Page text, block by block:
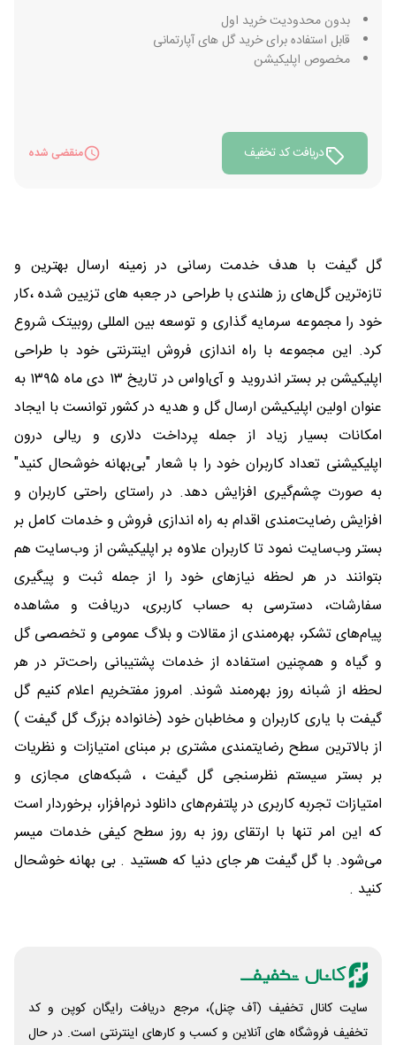
بدون محدودیت خرید اول
قابل استفاده برای خرید گل های آپارتمانی
مخصوص اپلیکیشن
دریافت کد تخفیف منقضی شده
گل گیفت با هدف خدمت رسانی در زمینه ارسال بهترین و
تازه‌ترین گل‌های رز هلندی با طراحی در جعبه های تزیین شده ،کار
خود را مجموعه سرمایه گذاری و توسعه بین المللی روبیتک شروع
کرد. این مجموعه با راه اندازی فروش اینترنتی خود با طراحی
اپلیکیشن بر بستر اندروید و آی‌اواس در تاریخ ۱۳ دی ماه ۱۳۹۵ به
عنوان اولین اپلیکیشن ارسال گل و هدیه در کشور توانست با ایجاد
امکانات بسیار زیاد از جمله پرداخت دلاری و ریالی درون
اپلیکیشنی تعداد کاربران خود را با شعار "بى‌بهانه خوشحال كنید"
به صورت چشم‌گیری افزایش دهد. در راستای راحتی کاربران و
افزایش رضایت‌مندی اقدام به راه اندازی فروش و خدمات کامل بر
بستر وب‌سایت نمود تا کاربران علاوه بر اپلیکیشن از وب‌سایت هم
بتوانند در هر لحظه نیازهای خود را از جمله ثبت و پیگیری
سفارشات، دسترسی به حساب کاربری، دریافت و مشاهده
پیام‌های تشکر، بهره‌مندی از مقالات و بلاگ عمومی و تخصصی گل
و گیاه و همچنین استفاده از خدمات پشتیبانی راحت‌تر در هر
لحظه از شبانه روز بهره‌مند شوند. امروز مفتخریم اعلام کنیم گل
گیفت با یاری کاربران و مخاطبان خود (خانواده بزرگ گل گیفت )
از بالاترین سطح رضایتمندی مشتری بر مبنای امتیازات و نظریات
بر بستر سیستم نظرسنجی گل گیفت ، شبکه‌های مجازی و
امتیازات تجربه کاربری در پلتفرم‌های دانلود نرم‌افزار، برخوردار است
که این امر تنها با ارتقای روز به روز سطح کیفی خدمات میسر
می‌شود. با گل گیفت هر جای دنیا که هستید . بی بهانه خوشحال
کنید .
سایت کانال تخفیف (آف چنل)، مرجع دریافت رایگان کوپن و کد
تخفیف فروشگاه های آنلاین و کسب و‌ کارهای اینترنتی است. در حال